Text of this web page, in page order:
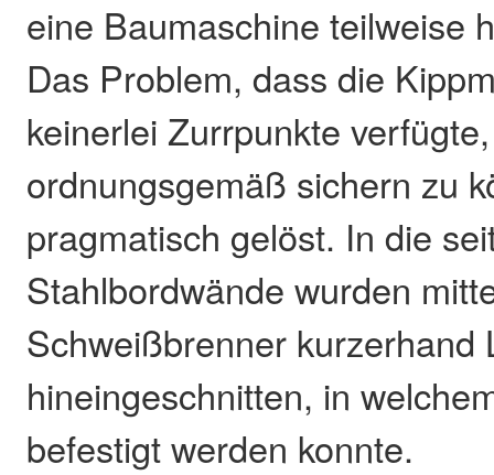
eine Baumaschine teilweise
Das Problem, dass die
keinerlei Zurrpunkte
ordnungsgemäß sichern zu
pragmatisch gelöst. In die
Stahlbordwände wurden
Schweißbrenner kurzerhand
hineingeschnitten, in
befestigt werden konnte.